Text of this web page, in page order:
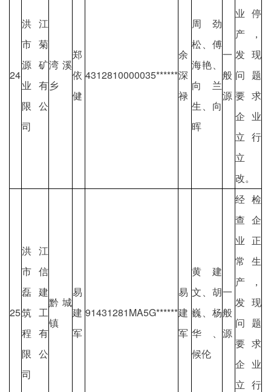
24
洪江
市菊
源矿
业有
限公
司
湾溪
乡
郑
依
健
4312810000035******
余
深
禄
周劲
松、傅
海艳、
向兰
生、向
晖
一
般
源
业停
产，
发现
问题
要求
企业
立行
立
改。
25
洪江
市信
磊建
筑工
程有
限公
司
黔城
镇
易
建
军
91431281MA5G******
易
建
军
黄建
文、胡
巍、杨
华、
候伦
一
般
源
经检
查企
业正
常生
产，
发现
问题
要求
企业
立行